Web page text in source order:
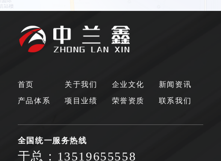
首页 关于我们 企业文化 新闻资讯
产品体系 项目业绩 荣誉资质 联系我们
全国统一服务热线
于总：13519655558